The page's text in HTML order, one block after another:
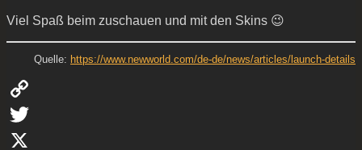
Viel Spaß beim zuschauen und mit den Skins 😉
Quelle: https://www.newworld.com/de-de/news/articles/launch-details
Copy
Link
Twitter